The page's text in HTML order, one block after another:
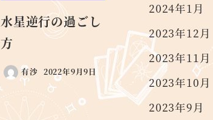
水星逆行の過ごし
方
有沙 2022年9月9日
2024年1月
2023年12月
2023年11月
2023年10月
2023年9月